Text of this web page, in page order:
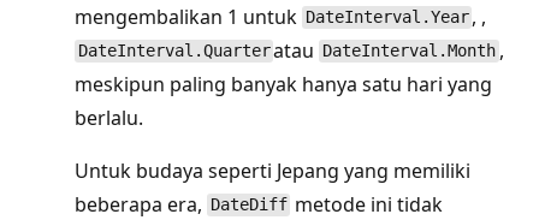
mengembalikan 1 untuk DateInterval.Year , ,
DateInterval.Quarteratau DateInterval.Month ,
meskipun paling banyak hanya satu hari yang
berlalu.
Untuk budaya seperti Jepang yang memiliki
beberapa era, DateDiff metode ini tidak